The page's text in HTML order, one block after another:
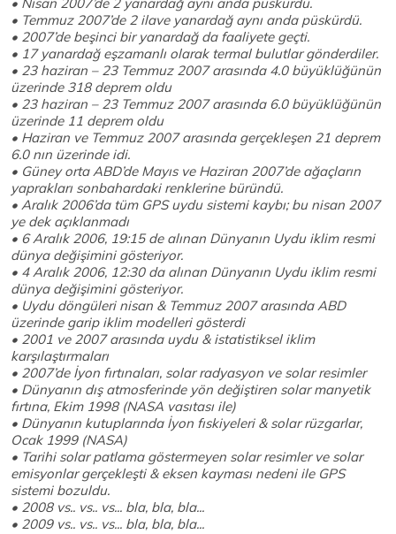
• Temmuz 2007’de 2 ilave yanardağ aynı anda püskürdü.
• 2007’de beşinci bir yanardağ da faaliyete geçti.
• 17 yanardağ eşzamanlı olarak termal bulutlar gönderdiler.
• 23 haziran – 23 Temmuz 2007 arasında 4.0 büyüklüğünün
üzerinde 318 deprem oldu
• 23 haziran – 23 Temmuz 2007 arasında 6.0 büyüklüğünün
üzerinde 11 deprem oldu
• Haziran ve Temmuz 2007 arasında gerçekleşen 21 deprem
6.0 nın üzerinde idi.
• Güney orta ABD’de Mayıs ve Haziran 2007’de ağaçların
yaprakları sonbahardaki renklerine büründü.
• Aralık 2006’da tüm GPS uydu sistemi kaybı; bu nisan 2007
ye dek açıklanmadı
• 6 Aralık 2006, 19:15 de alınan Dünyanın Uydu iklim resmi
dünya değişimini gösteriyor.
• 4 Aralık 2006, 12:30 da alınan Dünyanın Uydu iklim resmi
dünya değişimini gösteriyor.
• Uydu döngüleri nisan & Temmuz 2007 arasında ABD
üzerinde garip iklim modelleri gösterdi
• 2001 ve 2007 arasında uydu & istatistiksel iklim
karşılaştırmaları
• 2007’de İyon fırtınaları, solar radyasyon ve solar resimler
• Dünyanın dış atmosferinde yön değiştiren solar manyetik
fırtına, Ekim 1998 (NASA vasıtası ile)
• Dünyanın kutuplarında İyon fıskiyeleri & solar rüzgarlar,
Ocak 1999 (NASA)
• Tarihi solar patlama göstermeyen solar resimler ve solar
emisyonlar gerçekleşti & eksen kayması nedeni ile GPS
sistemi bozuldu.
• 2008 vs.. vs.. vs... bla, bla, bla...
• 2009 vs.. vs.. vs... bla, bla, bla...